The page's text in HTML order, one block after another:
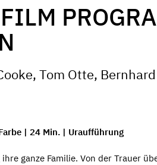
Tom Otte,
| 24 Min. | Uraufführung
ganze Familie. Von der Trauer